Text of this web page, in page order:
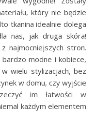
który nie będzie
tkanina idealnie dolega
nas, jak druga skóra!
najmocniejszych stron.
modne i kobiece,
wielu stylizacjach, bez
w domu, czy wyjście
im łatwości w
każdym elementem